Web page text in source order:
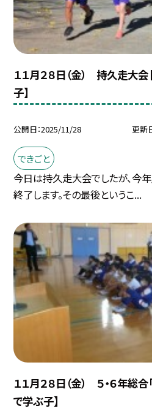
１１月２８日（金） 持久走大
子】
公開日 2025/11/28 更新
できごと
今日は持久走大会でしたが、今
終了します。その最後というこ...
１１月２８日（金） ５・６年総
で学ぶ子】